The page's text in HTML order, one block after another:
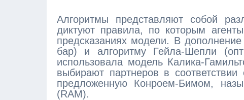
Алгоритмы представляют собой
диктуют правила, по которым
предсказаниях модели. В
бар) и алгоритму Гейла-Шепли
использовала модель Калика-
выбирают партнеров в
предложенную Конроем-Бимом,
(RAM).